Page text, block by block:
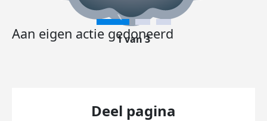
Aan eigen actie gedoneerd
1 van 3
Deel pagina